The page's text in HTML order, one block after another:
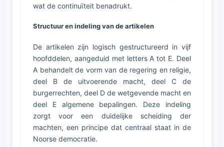
wat de continuïteit benadrukt.
Structuur en indeling van de artikelen
De artikelen zijn logisch gestructureerd in vijf
hoofddelen, aangeduid met letters A tot E. Deel
A behandelt de vorm van de regering en religie,
deel B de uitvoerende macht, deel C de
burgerrechten, deel D de wetgevende macht en
deel E algemene bepalingen. Deze indeling
zorgt voor een duidelijke scheiding der
machten, een principe dat centraal staat in de
Noorse democratie.